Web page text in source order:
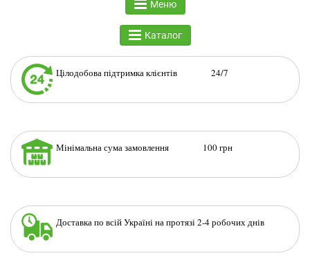
Меню
Каталог
Цілодобова підтримка клієнтів 24/7
Мінімальна сума замовлення 100 грн
Доставка по всій Україні на протязі 2-4 робочих днів